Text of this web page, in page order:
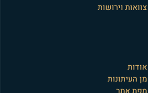
צוואות וירושות
אודות
מן העיתונות